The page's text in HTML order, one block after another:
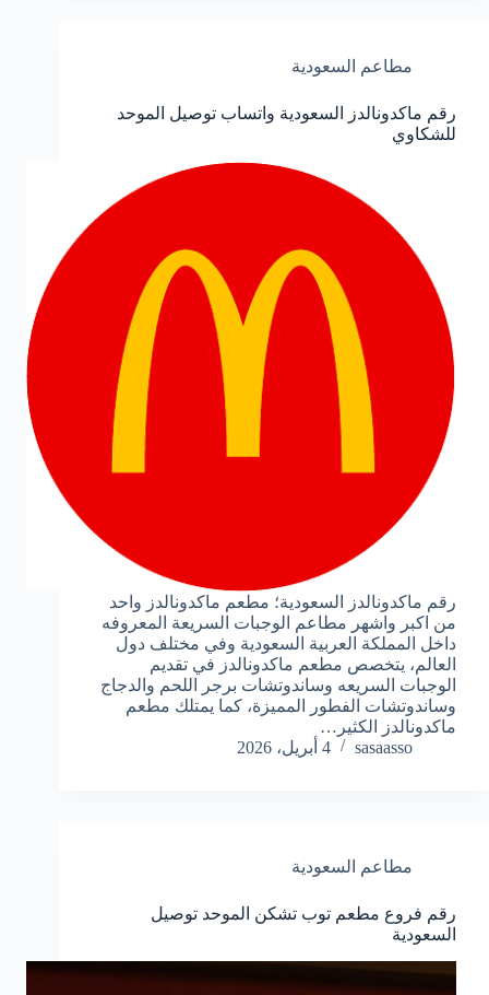
مطاعم السعودية
رقم ماكدونالدز السعودية واتساب توصيل الموحد
للشكاوي
رقم ماكدونالدز السعودية؛ مطعم ماكدونالدز واحد
من اكبر واشهر مطاعم الوجبات السريعة المعروفه
داخل المملكة العربية السعودية وفي مختلف دول
العالم، يتخصص مطعم ماكدونالدز في تقديم
الوجبات السريعه وساندوتشات برجر اللحم والدجاج
وساندوتشات الفطور المميزة، كما يمتلك مطعم
ماكدونالدز الكثير…
sasaasso
4 أبريل، 2026
مطاعم السعودية
رقم فروع مطعم توب تشكن الموحد توصيل
السعودية